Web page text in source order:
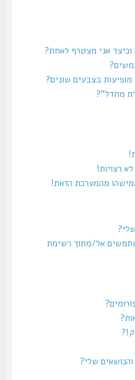
אני מצטרף לאחת?
בצבעים שונים?
מהמערכת הזאת!
אל/מתוך רשימת
שלי?